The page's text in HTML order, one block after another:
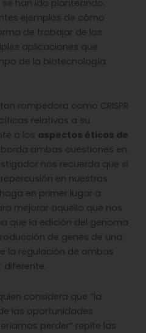
han ido planteando.
ejemplos de cómo
de trabajar de los
aplicaciones que
de la biotecnología
rompedora como CRISPR
relativas a su
a los aspectos éticos de
ambas cuestiones en
nos recuerda que si
repercusión en nuestras
en primer lugar a
mejorar aquello que nos
que la edición del genoma
de genes de una
la regulación de ambas
diferente.
considera que “la
las oportunidades
perder” repite las